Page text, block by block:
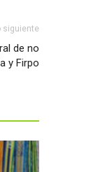
siguiente
de no
y Firpo